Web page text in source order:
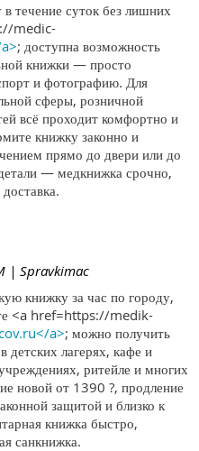
течение суток без лишних
medic-
; доступна возможность
книжки — просто
и фотографию. Для
сферы, розничной
всё проходит комфортно и
книжку законно и
прямо до двери или до
— медкнижка срочно,
| Spravkimac
книжку за час по городу,
<a href=https://medik-
a>; можно получить
детских лагерях, кафе и
ритейле и многих
новой от 1390 ?, продление
защитой и близко к
книжка быстро,
санкнижка.